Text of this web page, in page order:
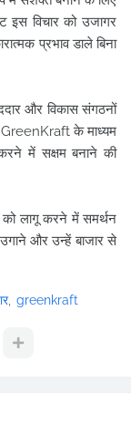
इस विचार को उजागर
प्रभाव डाले बिना
और विकास संगठनों
GreenKraft के माध्यम
करने में सक्षम बनाने की
लागू करने में समर्थन
और उन्हें बाजार से
greenkraft